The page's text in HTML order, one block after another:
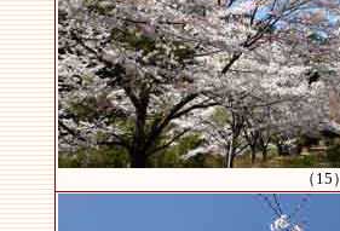
（15）